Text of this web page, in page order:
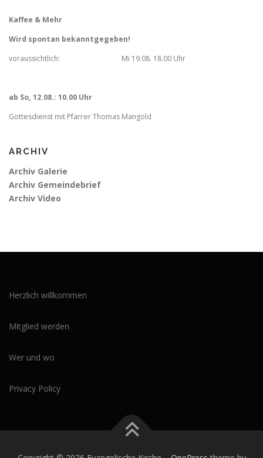
Kaffee & Mehr
Wird spontan bekanntgegeben!
voraussichtlich: Mi 19.08. 18.00 Uhr
ab So, 12.08.: 10.00 Uhr
Gottesdienst mit Pfarrer Thomas Mangold
ARCHIV
Archiv Galerie
Archiv Gemeindebrief
Archiv Video
Herzlich willkommen
Mitglied werden
Wer und wo
Privacy Policy